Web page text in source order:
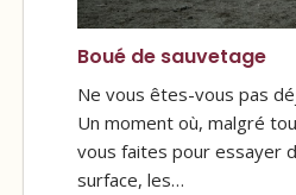
Boué de sauvetage
Ne vous êtes-vous pas
Un moment où, malgré
vous faites pour essayer
surface, les…